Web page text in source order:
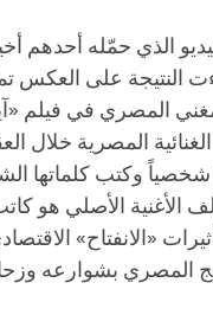
الذي حمّله أحدهم
دياب خفة دم رهيبة ـــ حفلة دبي 2012»،
المصرية خلال
شخصياً وكتب كلماتها
الأصلي هو كاتب
«الانفتاح»
المصري بشوارعه